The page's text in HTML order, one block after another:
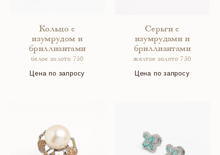
Кольцо с
изумрудом и
бриллиантами
белое золото 750
Цена по запросу
Серьги с
изумрудами и
бриллиантами
желтое золото 750
Цена по запросу